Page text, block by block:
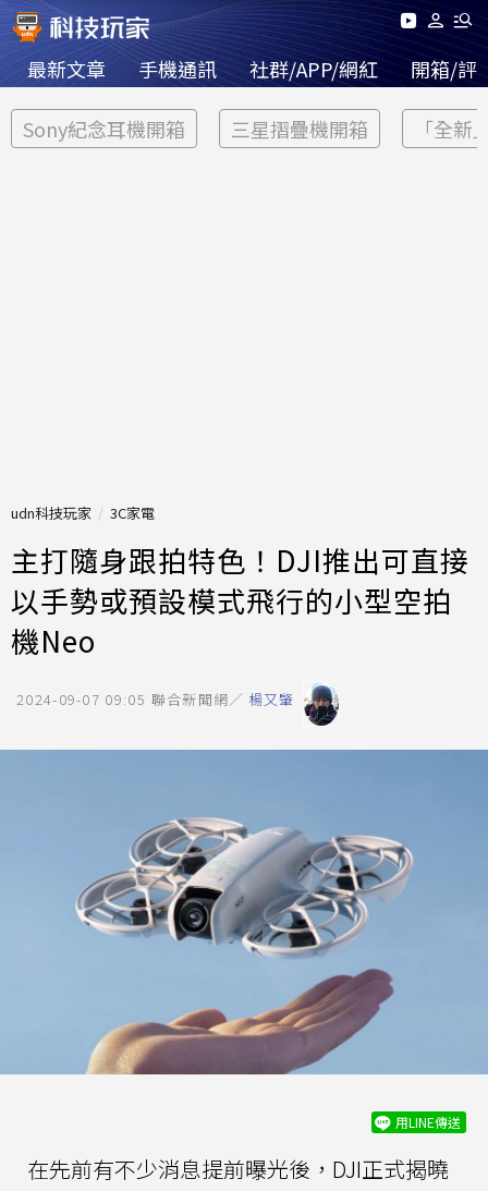
最新文章 手機通訊 社群/APP/網紅 開箱/評
Sony紀念耳機開箱 三星摺疊機開箱 「全新
udn科技玩家 3C家電
主打隨身跟拍特色！DJI推出可直接
以手勢或預設模式飛行的小型空拍
機Neo
2024-09-07 09:05 聯合新聞網／ 楊又肇
用LINE傳送
在先前有不少消息提前曝光後，DJI正式揭曉